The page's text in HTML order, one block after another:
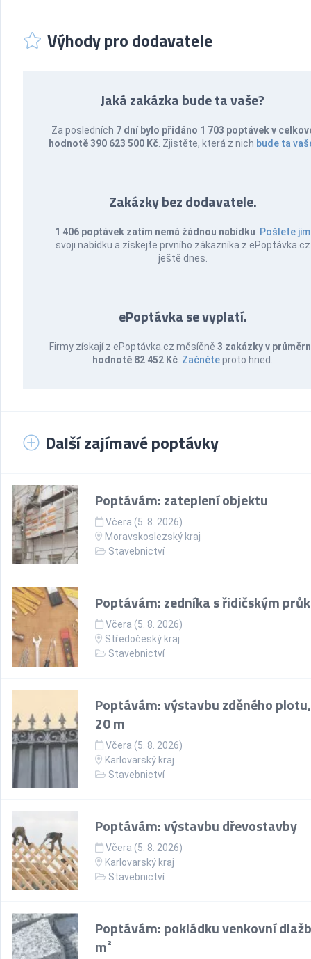
Výhody pro dodavatele
Jaká zakázka bude ta vaše?
Za posledních 7 dní bylo přidáno 1 703 poptávek v
hodnotě 390 623 500 Kč . Zjistěte, která z nich bude ta
Zakázky bez dodavatele.
1 406 poptávek zatím nemá žádnou nabídku Pošlete jim
svoji nabídku a získejte prvního zákazníka z ePoptávka.cz
ještě dnes.
ePoptávka se vyplatí.
Firmy získají z ePoptávka.cz měsíčně 3 zakázky v
hodnotě 82 452 Kč Začněteproto hned.
Další zajímavé poptávky
Poptávám: zateplení objektu
Včera (5. 8. 2026)
Moravskoslezský kraj
Stavebnictví
Poptávám: zedníka s řidičským
Včera (5. 8. 2026)
Středočeský kraj
Stavebnictví
Poptávám: výstavbu zděného
20 m
Včera (5. 8. 2026)
Karlovarský kraj
Stavebnictví
Poptávám: výstavbu dřevostavby
Včera (5. 8. 2026)
Karlovarský kraj
Stavebnictví
Poptávám: pokládku venkovní
m²